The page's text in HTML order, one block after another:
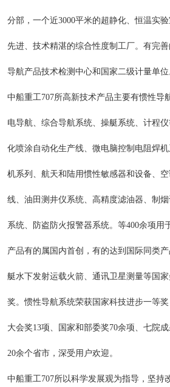
分部，一个近3000平米的超静化、恒温实
先进、技术精湛的综合性度制工厂。有完
导航产品技术检测中心和国家二级计量单位
中船重工707所高新技术产品主要有惯性导
电导航、综合导航系统、操艇系统、计程
化喷涂自动化生产线、微电脑控制电阻焊
机系列、航天和陆用惯性敏感器和设备、
线、油田测井仪系统、高精度滤油器、制
系统、防盗防火报警器系统。等400余项用
产品有的属国内首创，有的达到国际同类
艇水下发射运载火箭、通讯卫星测量等国
奖。惯性导航系统荣获国家科技进步一等奖
大会奖13项、国家和部委奖70余项、七院
20余个省市，深受用户欢迎。
中船重工707所以科学发展观为指导，坚持